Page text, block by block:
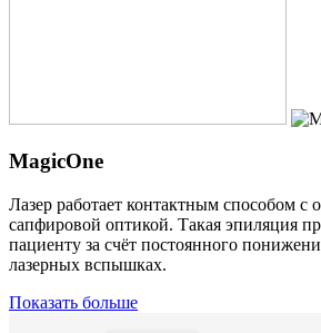
MagicOne
Лазер работает контактным способом с
сапфировой оптикой. Такая эпиляция
пациенту за счёт постоянного
лазерных вспышках.
Показать больше